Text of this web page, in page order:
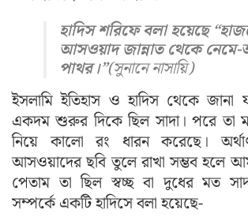
হাদিস শরিফে বলা হয়েছে
আসওয়াদ জান্নাত থেকে
পাথর।”(সুনানে নাসায়ি)
ইসলামি ইতিহাস ও হাদিস থেকে জানা
একদম শুরুর দিকে ছিল সাদা। পরে তা
নিয়ে কালো রং ধারন করেছে।
আসওয়াদের ছবি তুলে রাখা সম্ভব হলে
পেতাম তা ছিল স্বচ্ছ বা দুধের মত
সম্পর্কে একটি হাদিসে বলা হয়েছে-